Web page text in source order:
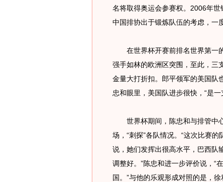
名将取得奥运会参赛权。2006年世
中国排协出于锻炼队伍的考虑，一
在世界杯开赛前排名世界第一的
强手如林的欧洲区突围，至此，三
金量大打折扣。郎平领军的美国队
忠和眼里，美国队进步很快，“是一
世界杯期间，陈忠和与排管中
场，“刺探”各队情况。“这次比赛
说，她们发挥出很高水平，巴西队
调整好。”陈忠和进一步评价说，“
国。”与他的乐观形成对照的是，